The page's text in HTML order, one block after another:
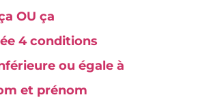
OU ça
4 conditions
ou égale à
et prénom